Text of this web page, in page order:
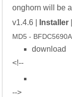
onghorn will be
v1.4.6 |
Installer
MD5 -
download
<!--
-->